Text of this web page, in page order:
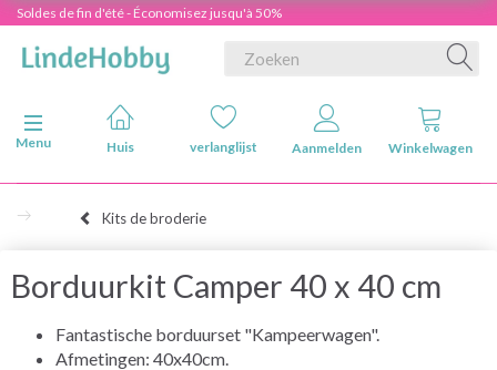
Soldes de fin d'été - Économisez jusqu'à 50%
Navigatie in-/uitschakelen
Menu
Huis verlanglijst Aanmelden Winkelwagen
Kits de broderie
Borduurkit Camper 40 x 40 cm
Fantastische borduurset "Kampeerwagen".
Afmetingen: 40x40cm.